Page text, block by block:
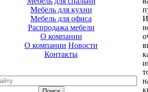
Мебель для кухни
Мебель для офиса
Распродажа мебели
О компании
О компании Новости
Контакты